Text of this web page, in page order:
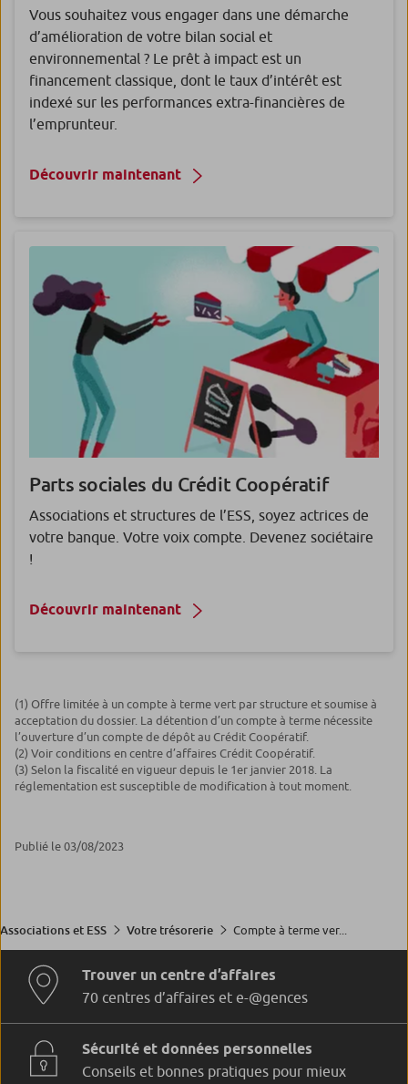
Vous souhaitez vous engager dans une démarche
d’amélioration de votre bilan social et
environnemental ? Le prêt à impact est un
financement classique, dont le taux d’intérêt est
indexé sur les performances extra-financières de
l’emprunteur.
Découvrir maintenant
Parts sociales du Crédit Coopératif
Associations et structures de l’ESS, soyez actrices de
votre banque. Votre voix compte. Devenez sociétaire
!
Découvrir maintenant
(1) Offre limitée à un compte à terme vert par structure et soumise à
acceptation du dossier. La détention d’un compte à terme nécessite
l’ouverture d’un compte de dépôt au Crédit Coopératif.
(2) Voir conditions en centre d’affaires Crédit Coopératif.
(3) Selon la fiscalité en vigueur depuis le 1er janvier 2018. La
réglementation est susceptible de modification à tout moment.
Publié le 03/08/2023
Associations et ESS Votre trésorerie Compte à terme ver...
Trouver un centre d’affaires
70 centres d’affaires et e-@gences
Sécurité et données personnelles
Conseils et bonnes pratiques pour mieux